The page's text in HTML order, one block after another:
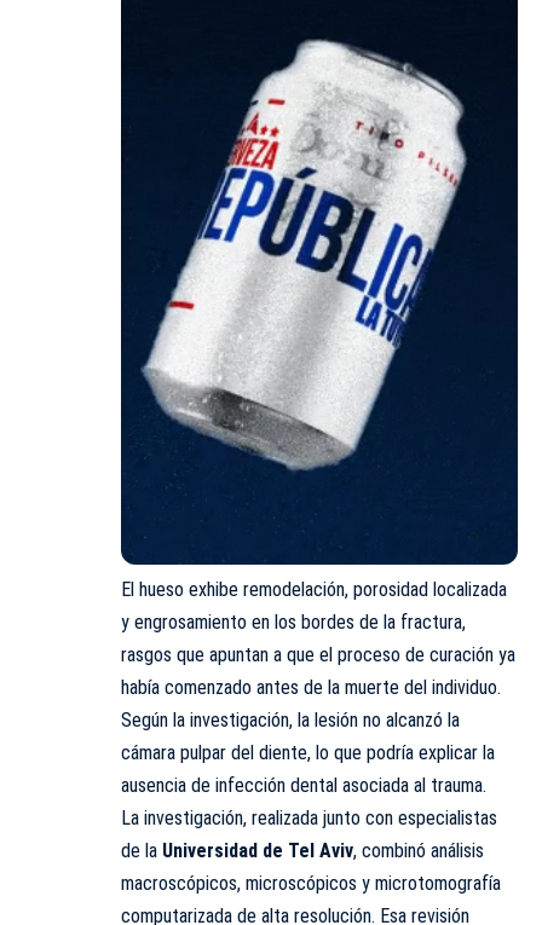
El hueso exhibe remodelación, porosidad localizada
y engrosamiento en los bordes de la fractura,
rasgos que apuntan a que el proceso de curación ya
había comenzado antes de la muerte del individuo.
Según la investigación, la lesión no alcanzó la
cámara pulpar del diente, lo que podría explicar la
ausencia de infección dental asociada al trauma.
La investigación, realizada junto con especialistas
de la Universidad de Tel Aviv, combinó análisis
macroscópicos, microscópicos y microtomografía
computarizada de alta resolución. Esa revisión